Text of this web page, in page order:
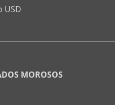
USD
MOROSOS